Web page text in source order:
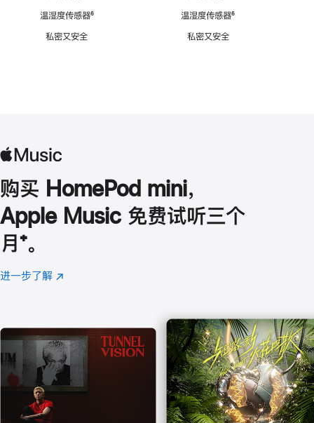
温湿度传感器脚
⁶
私密又安全
温湿度传感器脚
⁶
私密又安全
购买 HomePod mini，
Apple Music 免费试听三个
月 脚
注
⁺。
进一步了解 Apple
(在
口
中
打
开)